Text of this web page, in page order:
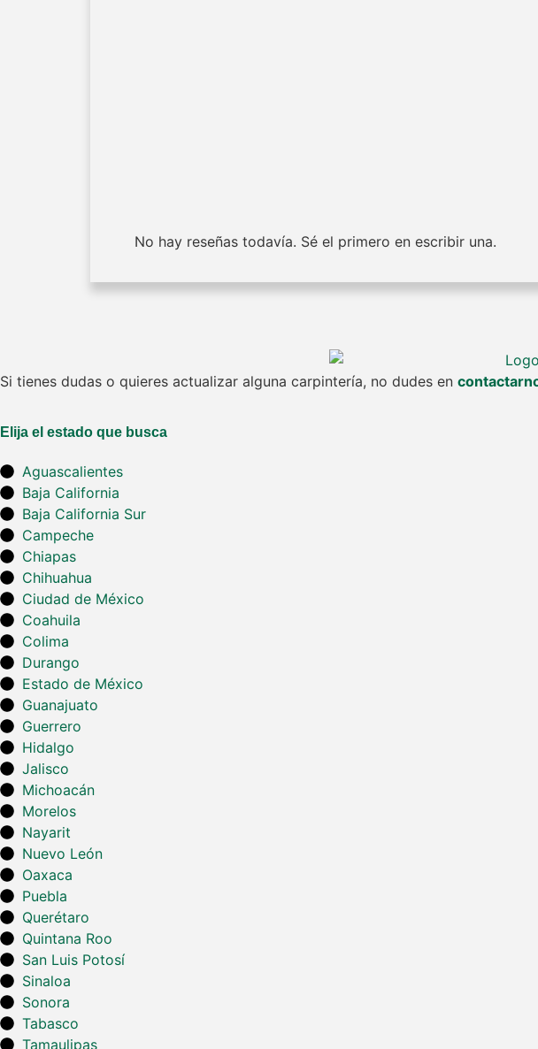
No hay reseñas todavía. Sé el primero en escribir una.
Si tienes dudas o quieres actualizar alguna carpintería, no dudes en
Elija el estado que busca
Aguascalientes
Baja California
Baja California Sur
Campeche
Chiapas
Chihuahua
Ciudad de México
Coahuila
Colima
Durango
Estado de México
Guanajuato
Guerrero
Hidalgo
Jalisco
Michoacán
Morelos
Nayarit
Nuevo León
Oaxaca
Puebla
Querétaro
Quintana Roo
San Luis Potosí
Sinaloa
Sonora
Tabasco
Tamaulipas